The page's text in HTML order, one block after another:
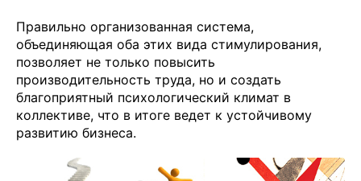
Правильно организованная система,
объединяющая оба этих вида стимулирования,
позволяет не только повысить
производительность труда, но и создать
благоприятный психологический климат в
коллективе, что в итоге ведет к устойчивому
развитию бизнеса.